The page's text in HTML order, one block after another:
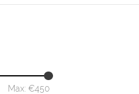
Max: €450